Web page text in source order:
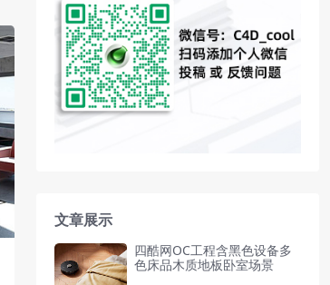
文章展示
四酷网OC工程含黑色设备多
色床品木质地板卧室场景